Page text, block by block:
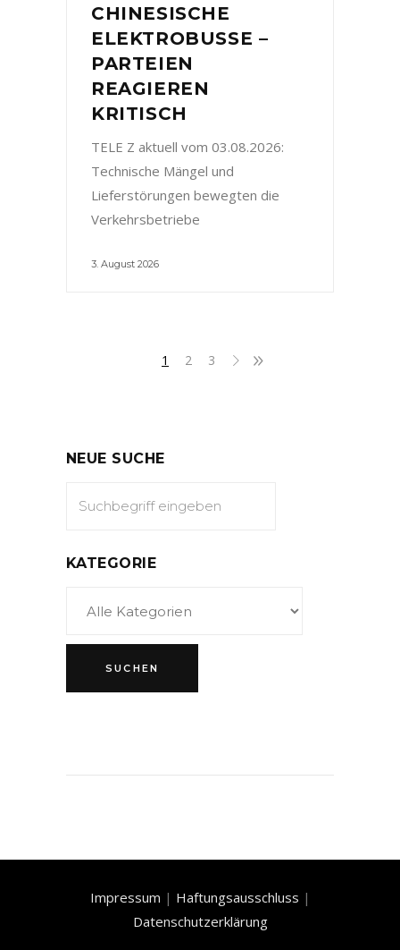
CHINESISCHE
ELEKTROBUSSE –
PARTEIEN
REAGIEREN
KRITISCH
TELE Z aktuell vom 03.08.2026:
Technische Mängel und
Lieferstörungen bewegten die
Verkehrsbetriebe
3. August 2026
1 2 3
NEUE SUCHE
KATEGORIE
Impressum | Haftungsausschluss |
Datenschutzerklärung